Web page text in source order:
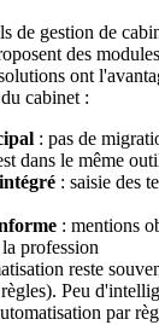
de gestion de
des
ont
du cabinet :
: pas de
dans le même
: saisie des
: mentions
profession
reste
Peu
par